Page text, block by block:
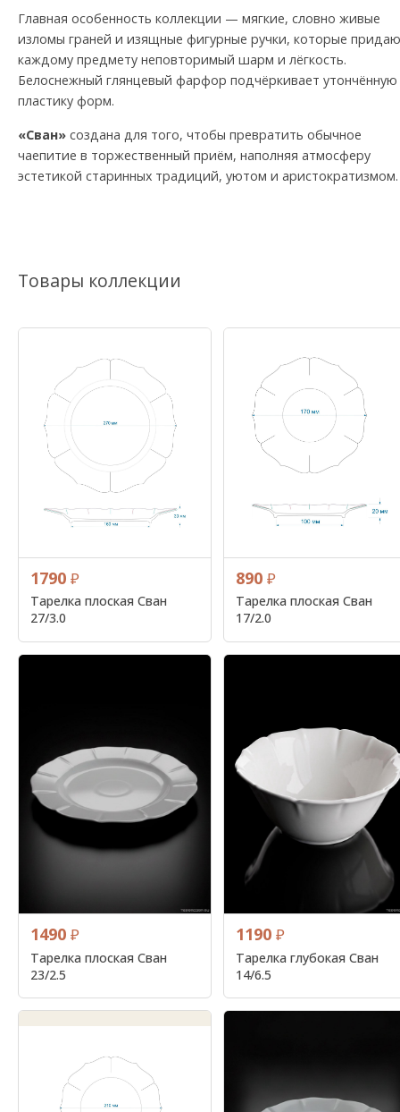
Главная особенность коллекции — мягкие, словно живые
изломы граней и изящные фигурные ручки, которые
каждому предмету неповторимый шарм и лёгкость.
Белоснежный глянцевый фарфор подчёркивает утончённую
пластику форм.
«Сван»создана для того, чтобы превратить обычное
чаепитие в торжественный приём, наполняя атмосферу
эстетикой старинных традиций, уютом и аристократизмом.
Товары коллекции
1790 ₽
Тарелка плоская Сван
27/3.0
890 ₽
Тарелка плоская Сван
17/2.0
1490 ₽
Тарелка плоская Сван
23/2.5
1190 ₽
Тарелка глубокая Сван
14/6.5